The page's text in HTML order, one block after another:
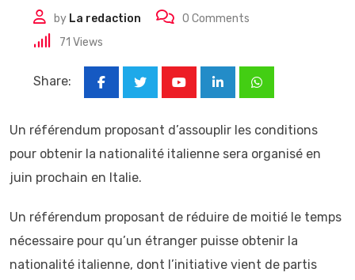
by La redaction 0 Comments
71 Views
Share:
LinkedInWhatsapp
Un référendum proposant d’assouplir les conditions
pour obtenir la nationalité italienne sera organisé en
juin prochain en Italie.
Un référendum proposant de réduire de moitié le temps
nécessaire pour qu’un étranger puisse obtenir la
nationalité italienne, dont l’initiative vient de partis